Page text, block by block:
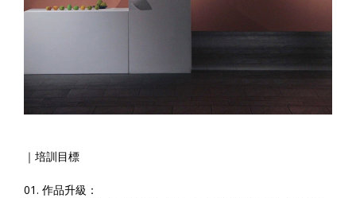
｜培訓目標
01. 作品升級：